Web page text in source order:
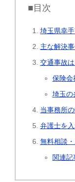
■目次
埼玉県幸
主な解決事
交通事故
保険会
埼玉の
当事務所
弁護士を
無料相談
関連記